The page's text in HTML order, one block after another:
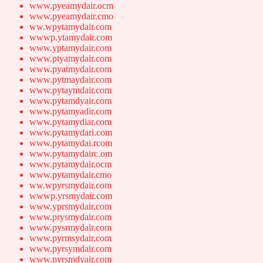
www.pyeamydair.ocm
www.pyeamydair.cmo
ww.wpytamydair.com
wwwp.ytamydair.com
www.yptamydair.com
www.ptyamydair.com
www.pyatmydair.com
www.pytmaydair.com
www.pytaymdair.com
www.pytamdyair.com
www.pytamyadir.com
www.pytamydiar.com
www.pytamydari.com
www.pytamydai.rcom
www.pytamydairc.om
www.pytamydair.ocm
www.pytamydair.cmo
ww.wpyrsmydair.com
wwwp.yrsmydair.com
www.yprsmydair.com
www.prysmydair.com
www.pysrmydair.com
www.pyrmsydair.com
www.pyrsymdair.com
www.pyrsmdyair.com